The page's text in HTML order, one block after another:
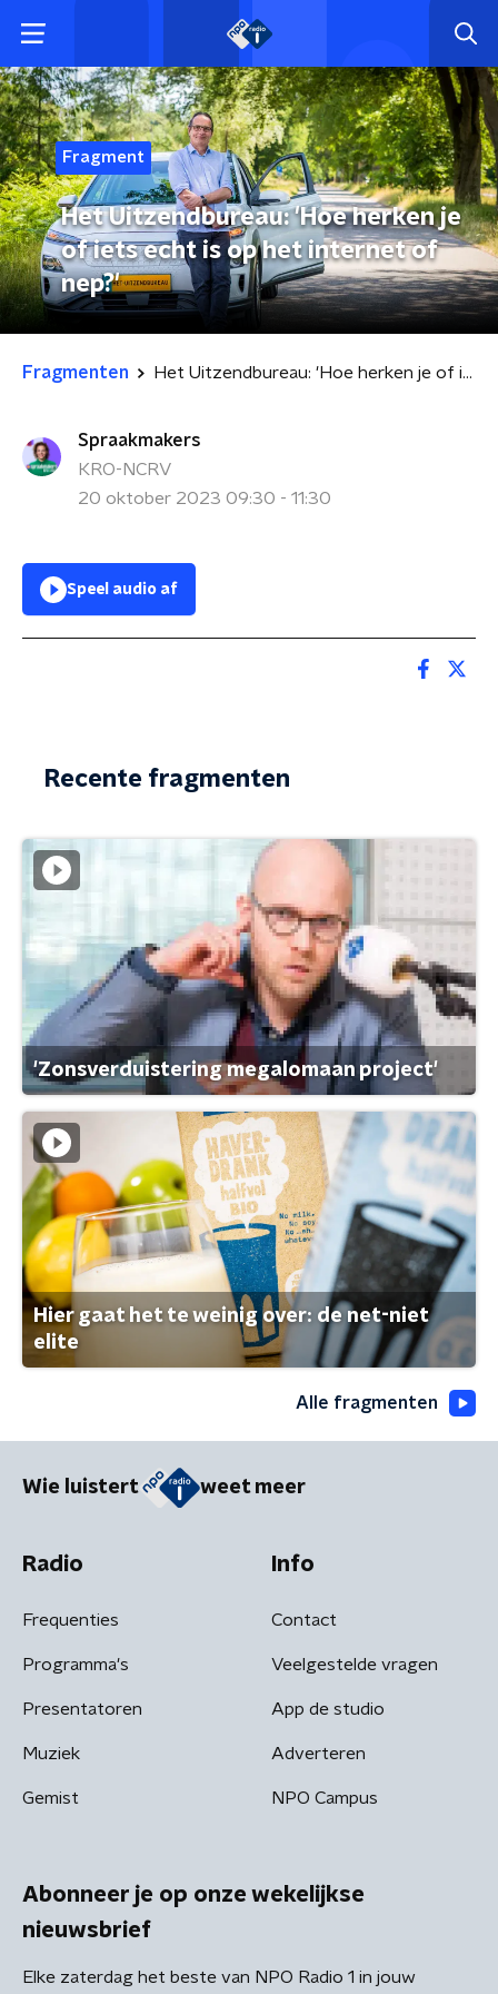
Fragment
Het Uitzendbureau: 'Hoe herken je
of iets echt is op het internet of
nep?'
Fragmenten Het Uitzendbureau: 'Hoe herken je of iets echt is op het internet of nep?'
Spraakmakers
KRO-NCRV
20 oktober 2023 09:30 - 11:30
Speel audio af
Recente fragmenten
'Zonsverduistering megalomaan project'
Hier gaat het te weinig over: de net-niet
elite
Alle fragmenten
Wie luistert weet meer
Radio
Frequenties
Programma's
Presentatoren
Muziek
Gemist
Info
Contact
Veelgestelde vragen
App de studio
Adverteren
NPO Campus
Abonneer je op onze wekelijkse
nieuwsbrief
Elke zaterdag het beste van NPO Radio 1 in jouw